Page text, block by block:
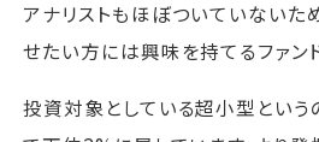
アナリストもほぼついていないた
せたい方には興味を持てるファン
投資対象としている超小型という